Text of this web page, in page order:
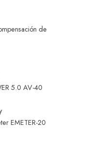
de
5.0 AV-40
EMETER-20